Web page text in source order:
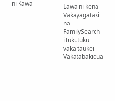
ni Kawa
Lawa ni kena
Vakayagataki
na
FamilySearch
iTukutuku
vakaitaukei
Vakatabakidua